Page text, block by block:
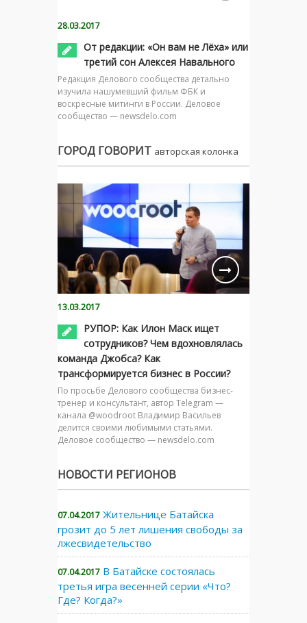
28.03.2017
От редакции: «Он вам не Лёха» или
третий сон Алексея Навального
Редакция Делового сообщества детально
изучила нашумевший фильм ФБК и
воскресные митинги в России. Деловое
сообщество — newsdelo.com
ГОРОД ГОВОРИТ авторская колонка
13.03.2017
РУПОР: Как Илон Маск ищет
сотрудников? Чем вдохновлялась
команда Джобса? Как
трансформируется бизнес в России?
По просьбе Делового сообщества бизнес-
тренер и консультант, автор Telegram —
канала @woodroot Владимир Васильев
делится своими любимыми статьями.
Деловое сообщество — newsdelo.com
НОВОСТИ РЕГИОНОВ
07.04.2017 Жительнице Батайска
грозит до 5 лет лишения свободы за
лжесвидетельство
07.04.2017 В Батайске состоялась
третья игра весенней серии «Что?
Где? Когда?»